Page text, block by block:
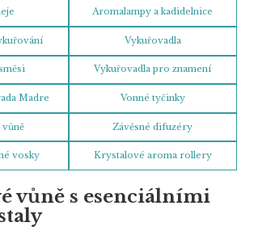
Aromalampy a kadidelnice
Vykuřovadla
Vykuřovadla pro znamení
Madre Vonné tyčinky
Závěsné difuzéry
vosky Krystalové aroma rollery
vůně s esenciálními